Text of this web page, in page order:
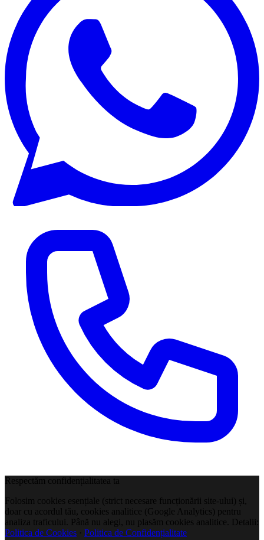
Respectăm confidențialitatea ta
Folosim cookies esențiale (strict necesare funcționării site-ului) și,
doar cu acordul tău, cookies analitice (Google Analytics) pentru
analiza traficului. Până nu alegi, nu plasăm cookies analitice. Detalii:
Politica de Cookies · Politica de Confidențialitate